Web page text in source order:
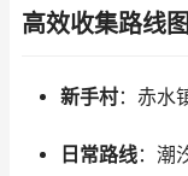
高效收集路线图
新手村：赤水
日常路线：潮